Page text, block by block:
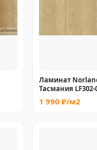
Ламинат
Тасмания LF302-
1 990 ₽/м2